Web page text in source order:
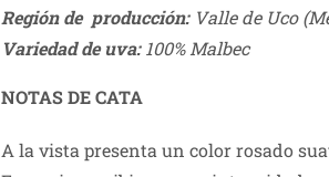
Región de producción:Valle de Uco
Variedad de uva:100% Malbec
NOTAS DE CATA
A la vista presenta un color rosado